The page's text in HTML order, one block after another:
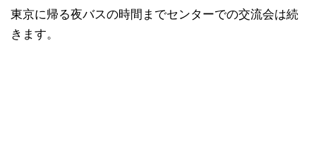
東京に帰る夜バスの時間までセンターでの交流会は続
きます。